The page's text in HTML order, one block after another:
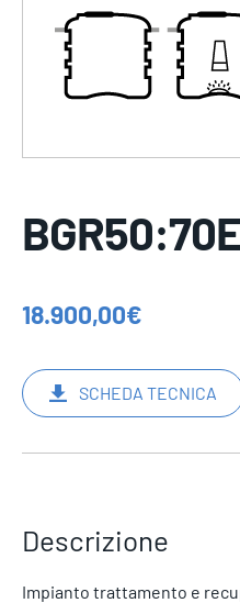
18.900,00€
SCHEDA TECNICA
Descrizione
Impianto trattamento e